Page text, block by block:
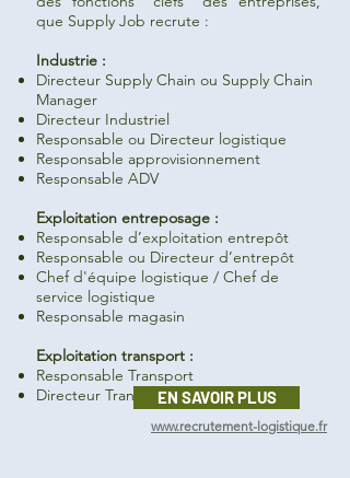
que Supply Job recrute :
Industrie :
Directeur Supply Chain ou Supply Chain
Manager
Directeur Industriel
Responsable ou Directeur logistique
Responsable approvisionnement
Responsable ADV
Exploitation entreposage :
Responsable d’exploitation entrepôt
Responsable ou Directeur d’entrepôt
Chef d'équipe logistique / Chef de
service logistique
Responsable magasin
Exploitation transport :
Responsable Transport
Directeur Transport
www.recrutement-logistique.fr
EN SAVOIR PLUS